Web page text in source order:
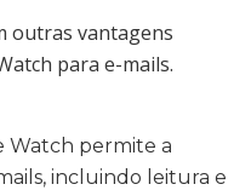
outras vantagens
para e-mails.
Watch permite a
incluindo leitura e